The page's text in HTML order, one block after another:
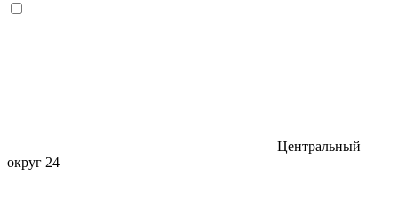
Центральный
округ 24